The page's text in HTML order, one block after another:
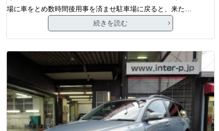
場に車をとめ数時間後用事を済ませ駐車場に戻ると、来た…
続きを読む